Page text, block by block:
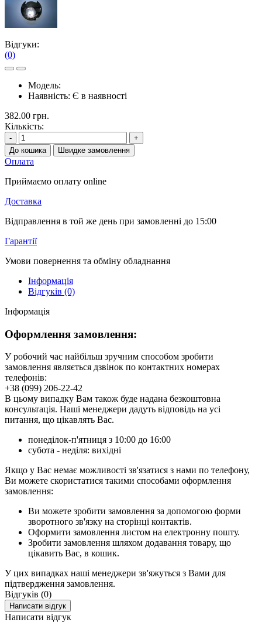
Відгуки:
(0)
Модель:
Наявність: Є в наявності
382.00 грн.
Кількість:
-
+
До кошика
Швидке замовлення
Оплата
Приймаємо оплату online
Доставка
Відправлення в той же день при замовленні до 15:00
Гарантії
Умови повернення та обміну обладнання
Інформація
Відгуків (0)
Інформація
Оформлення замовлення:
У робочий час найбільш зручним способом зробити
замовлення являється дзвінок по контактних номерах
телефонів:
+38 (099) 206-22-42
В цьому випадку Вам також буде надана безкоштовна
консультація. Наші менеджери дадуть відповідь на усі
питання, що цікавлять Вас.
понеділок-п'ятниця з 10:00 до 16:00
субота - неділя: вихідні
Якщо у Вас немає можливості зв'язатися з нами по телефону,
Ви можете скористатися такими способами оформлення
замовлення:
Ви можете зробити замовлення за допомогою форми
зворотного зв'язку на сторінці контактів.
Оформити замовлення листом на електронну пошту.
Зробити замовлення шляхом додавання товару, що
цікавить Вас, в кошик.
У цих випадках наші менеджери зв'яжуться з Вами для
підтвердження замовлення.
Відгуків (0)
Написати відгук
Написати відгук